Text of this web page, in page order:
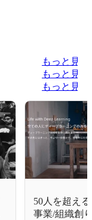
もっと見る
もっと見る
もっと見る
50人を超え
事業/組織創